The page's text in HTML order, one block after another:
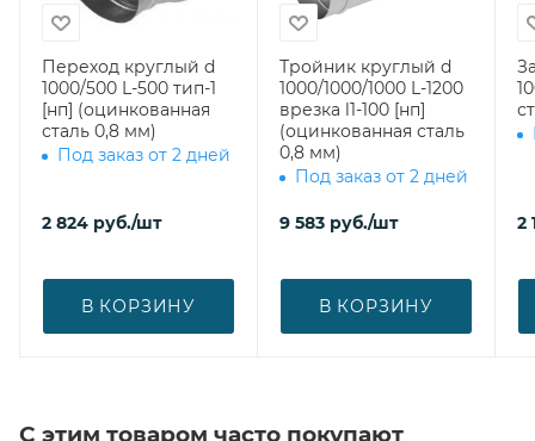
Переход круглый d
1000/500 L-500 тип-1
[нп] (оцинкованная
сталь 0,8 мм)
Под заказ от 2 дней
2 824 руб./шт
В КОРЗИНУ
Тройник круглый d
1000/1000/1000 L-1200
врезка l1-100 [нп]
(оцинкованная сталь
0,8 мм)
Под заказ от 2 дней
9 583 руб./шт
В КОРЗИНУ
1000
2
С этим товаром часто покупают